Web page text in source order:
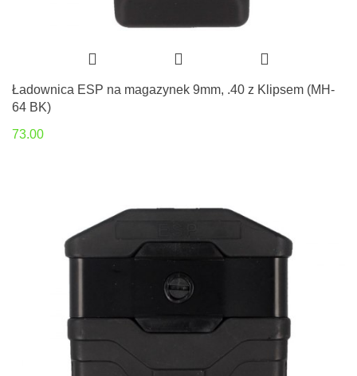
Ładownica ESP na magazynek 9mm, .40 z Klipsem (MH-
64 BK)
73.00